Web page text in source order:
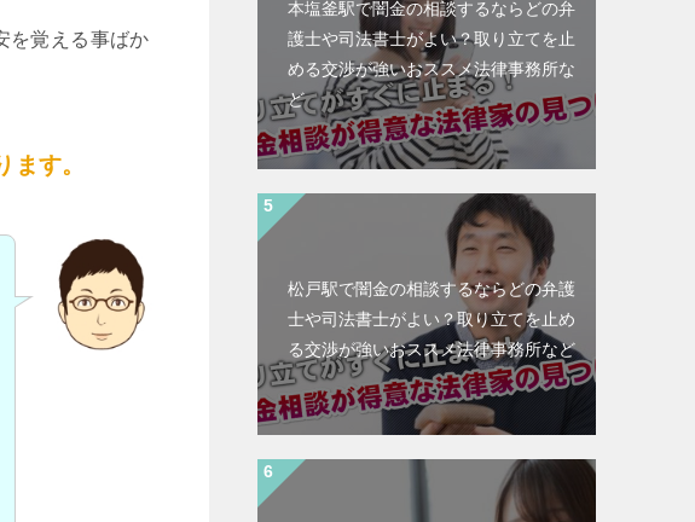
を覚える事ばか
す。
本塩釜駅で闇金の相談するならどの弁
護士や司法書士がよい？取り立てを止
める交渉が強いおススメ法律事務所な
ど
松戸駅で闇金の相談するならどの弁護
士や司法書士がよい？取り立てを止め
る交渉が強いおススメ法律事務所など